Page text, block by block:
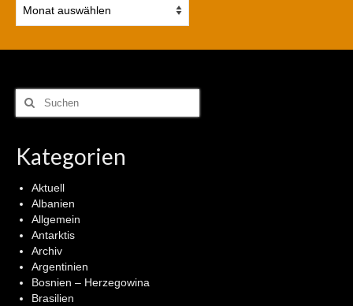
Archiv
Suchen
nach:
Kategorien
Aktuell
Albanien
Allgemein
Antarktis
Archiv
Argentinien
Bosnien – Herzegowina
Brasilien